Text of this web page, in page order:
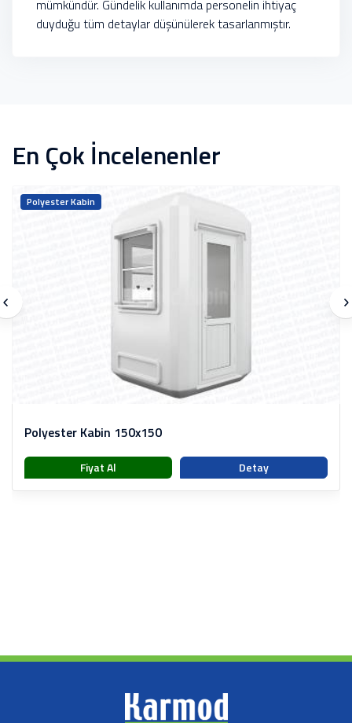
mümkündür. Gündelik kullanımda personelin ihtiyaç
duyduğu tüm detaylar düşünülerek tasarlanmıştır.
En Çok İncelenenler
Polyester Kabin
Polyester Kabin 150x150
Fiyat Al Detay